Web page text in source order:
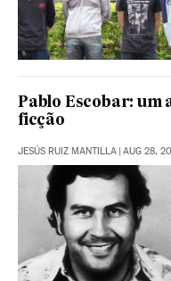
Pablo Escobar: um
ficção
JESÚS RUIZ MANTILLA AUG 28,